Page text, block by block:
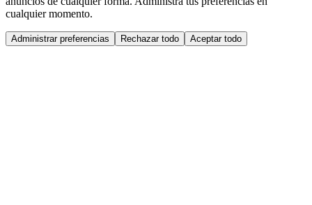
cualquier momento.
Administrar preferencias Rechazar todo Aceptar todo